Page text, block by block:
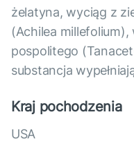
żelatyna, wyciąg z
(Achilea
pospolitego
substancja
Kraj pochodzenia
USA